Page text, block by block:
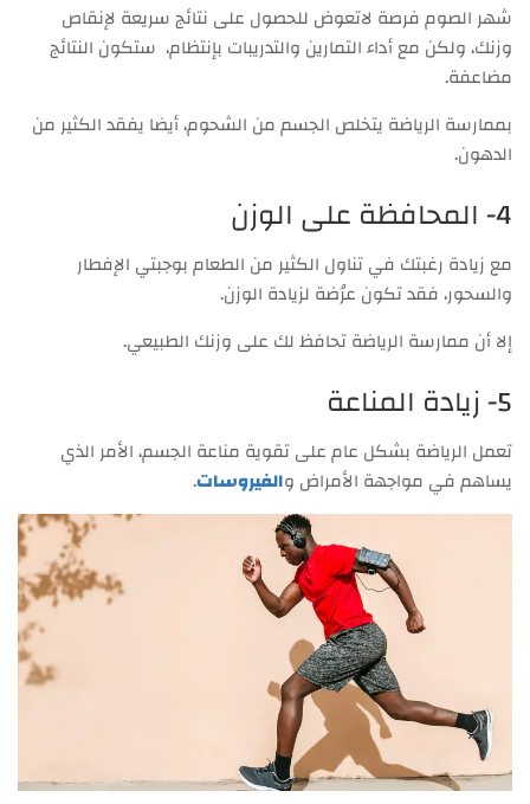
شهر الصوم فرصة لاتعوض للحصول على نتائج سريعة لإنقاص
وزنك، ولكن مع أداء التمارين والتدريبات بإنتظام، ستكون النتائج
مضاعفة.
بممارسة الرياضة يتخلص الجسم من الشحوم، أيضا يفقد الكثير من
الدهون.
4- المحافظة على الوزن
مع زيادة رغبتك في تناول الكثير من الطعام بوجبتي الإفطار
والسحور، فقد تكون عرُضة لزيادة الوزن.
إلا أن ممارسة الرياضة تحافظ لك على وزنك الطبيعي.
5- زيادة المناعة
تعمل الرياضة بشكل عام على تقوية مناعة الجسم، الأمر الذي
يساهم في مواجهة الأمراض والفيروسات.